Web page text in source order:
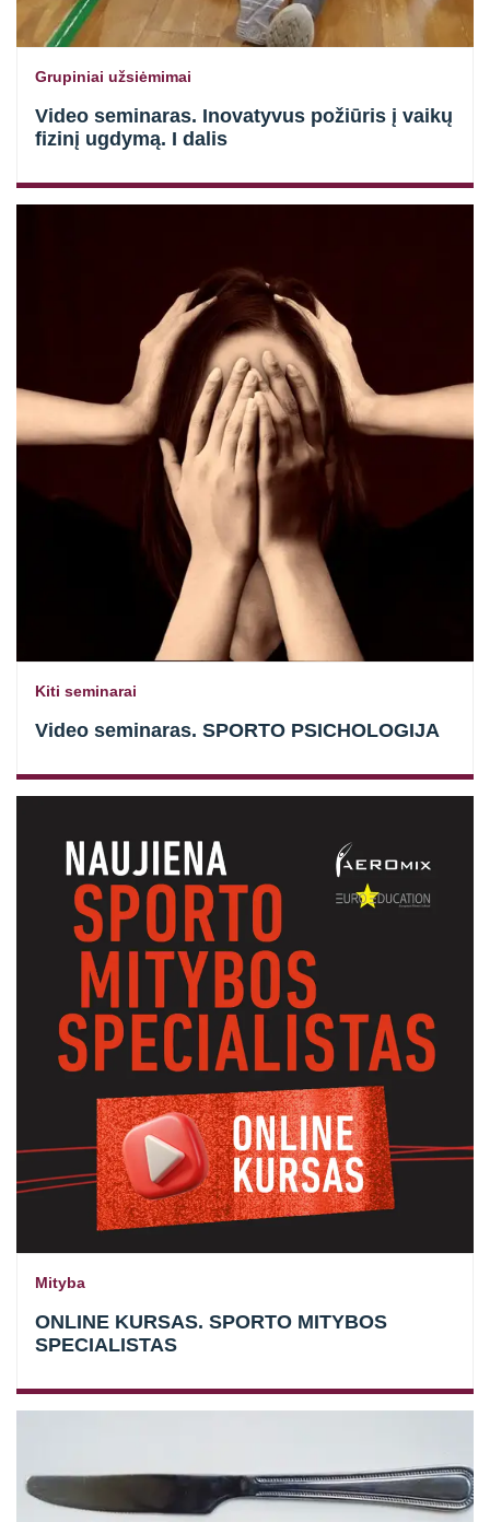
Grupiniai užsiėmimai
Video seminaras. Inovatyvus požiūris į vaikų
fizinį ugdymą. I dalis
Kiti seminarai
Video seminaras. SPORTO PSICHOLOGIJA
Mityba
ONLINE KURSAS. SPORTO MITYBOS
SPECIALISTAS